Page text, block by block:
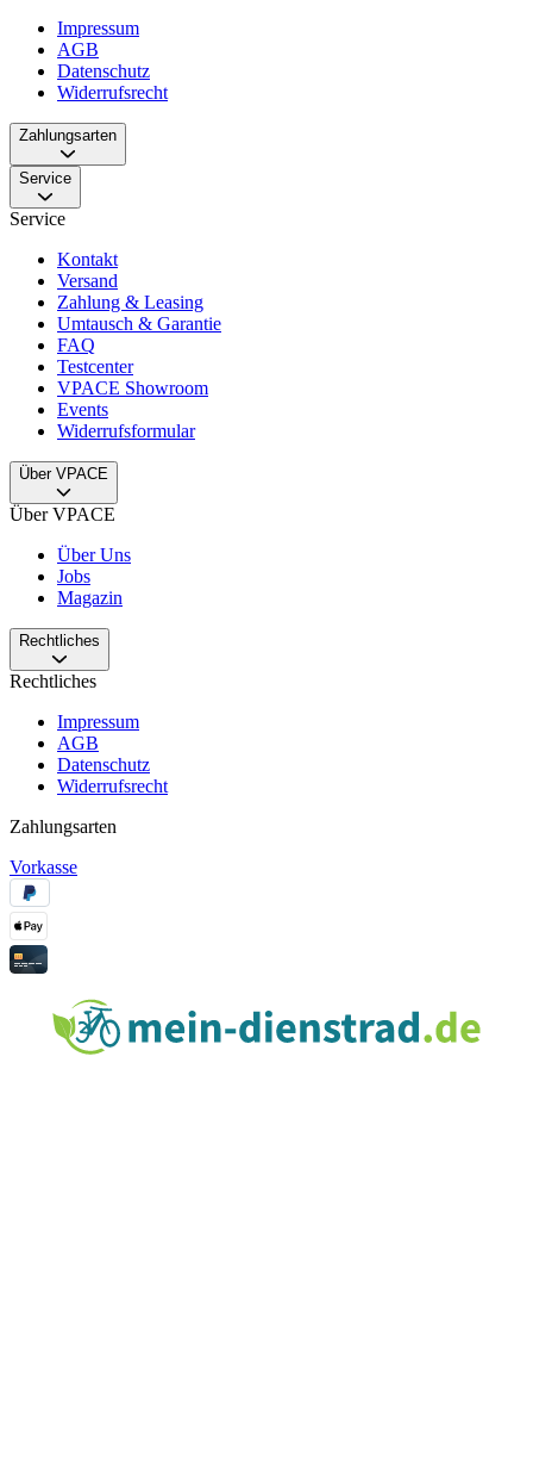
Impressum
AGB
Datenschutz
Widerrufsrecht
Zahlungsarten
Service
Service
Kontakt
Versand
Zahlung & Leasing
Umtausch & Garantie
FAQ
Testcenter
VPACE Showroom
Events
Widerrufsformular
Über VPACE
Über VPACE
Über Uns
Jobs
Magazin
Rechtliches
Rechtliches
Impressum
AGB
Datenschutz
Widerrufsrecht
Zahlungsarten
Vorkasse